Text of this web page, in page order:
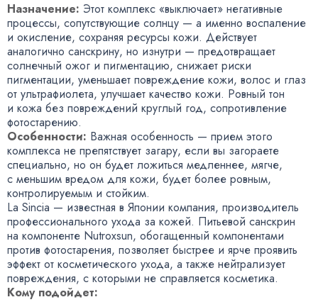
Назначение: Этот комплекс «выключает» негативные
процессы, сопутствующие солнцу — а именно воспаление
и окисление, сохраняя ресурсы кожи. Действует
аналогично санскрину, но изнутри — предотвращает
солнечный ожог и пигментацию, снижает риски
пигментации, уменьшает повреждение кожи, волос и глаз
от ультрафиолета, улучшает качество кожи. Ровный тон
и кожа без повреждений круглый год, сопротивление
фотостарению.
Особенности: Важная особенность — прием этого
комплекса не препятствует загару, если вы загораете
специально, но он будет ложиться медленнее, мягче,
с меньшим вредом для кожи, будет более ровным,
контролируемым и стойким.
La Sincia — известная в Японии компания, производитель
профессионального ухода за кожей. Питьевой санскрин
на компоненте Nutroxsun, обогащенный компонентами
против фотостарения, позволяет быстрее и ярче проявить
эффект от косметического ухода, а также нейтрализует
повреждения, с которыми не справляется косметика.
Кому подойдет: